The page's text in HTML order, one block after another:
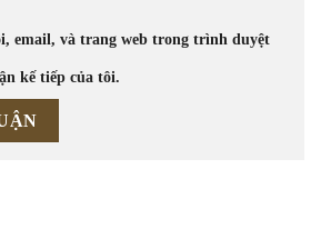
email, và trang web trong trình duyệt
kế tiếp của tôi.